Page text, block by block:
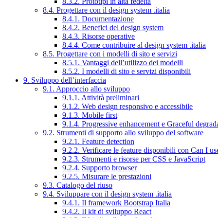
8.4. Progettare con il design system .italia
8.4.1. Documentazione
8.4.2. Benefici del design system
8.4.3. Risorse operative
8.4.4. Come contribuire al design system .italia
8.5. Progettare con i modelli di sito e servizi
8.5.1. Vantaggi dell’utilizzo dei modelli
8.5.2. I modelli di sito e servizi disponibili
9. Sviluppo dell’interfaccia
9.1. Approccio allo sviluppo
9.1.1. Attività preliminari
9.1.2. Web design responsivo e accessibile
9.1.3. Mobile first
9.1.4. Progressive enhancement e Graceful
9.2. Strumenti di supporto allo sviluppo del software
9.2.1. Feature detection
9.2.2. Verificare le feature disponibili con Can I
9.2.3. Strumenti e risorse per CSS e JavaScript
9.2.4. Supporto browser
9.2.5. Misurare le prestazioni
9.3. Catalogo del riuso
9.4. Sviluppare con il design system .italia
9.4.1. Il framework Bootstrap Italia
9.4.2. Il kit di sviluppo React